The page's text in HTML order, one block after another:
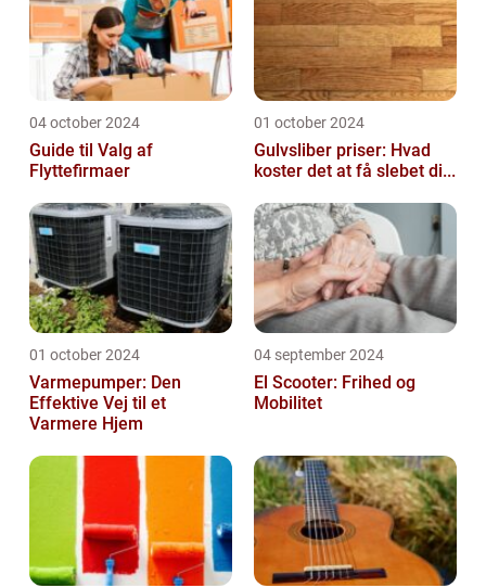
04 october 2024
Guide til Valg af
Flyttefirmaer
01 october 2024
Gulvsliber priser: Hvad
koster det at få slebet di...
01 october 2024
Varmepumper: Den
Effektive Vej til et
Varmere Hjem
04 september 2024
El Scooter: Frihed og
Mobilitet